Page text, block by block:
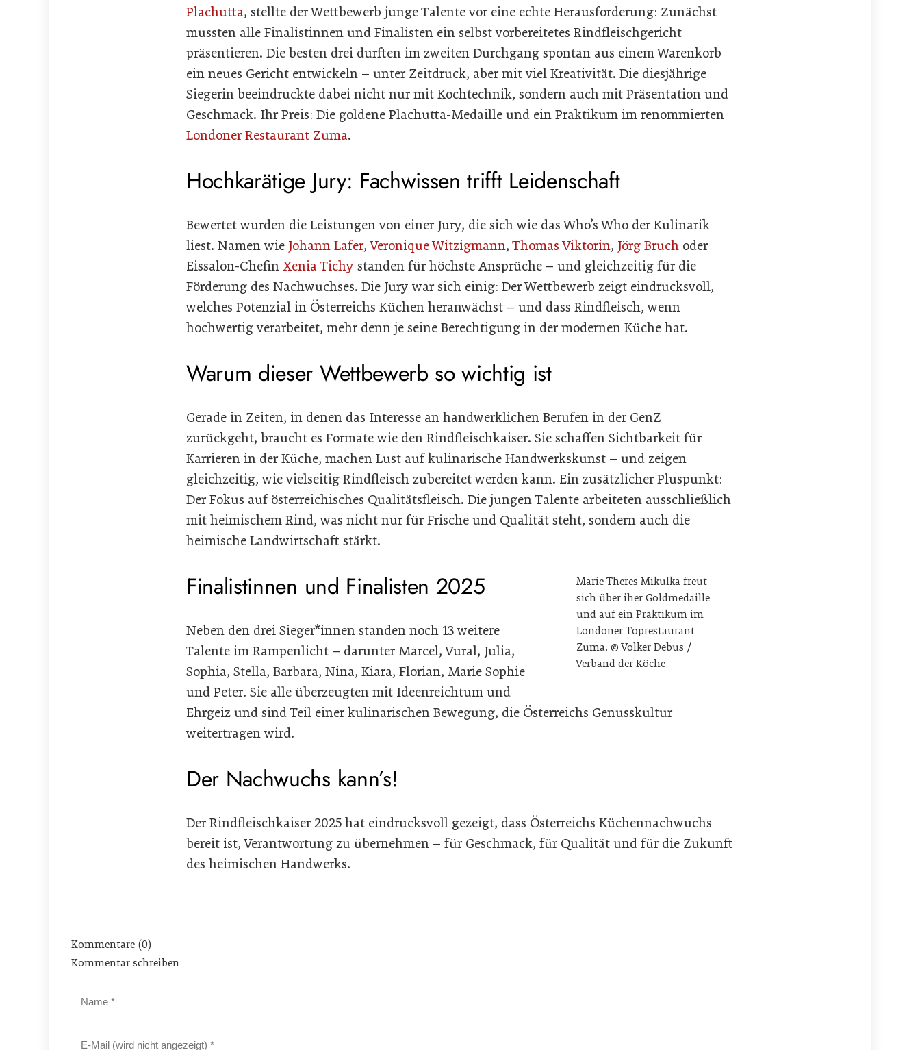
Plachutta, stellte der Wettbewerb junge Talente vor eine echte Herausforderung: Zunächst
mussten alle Finalistinnen und Finalisten ein selbst vorbereitetes Rindfleischgericht
präsentieren. Die besten drei durften im zweiten Durchgang spontan aus einem Warenkorb
ein neues Gericht entwickeln – unter Zeitdruck, aber mit viel Kreativität. Die diesjährige
Siegerin beeindruckte dabei nicht nur mit Kochtechnik, sondern auch mit Präsentation und
Geschmack. Ihr Preis: Die goldene Plachutta-Medaille und ein Praktikum im renommierten
Londoner Restaurant Zuma.
Hochkarätige Jury: Fachwissen trifft Leidenschaft
Bewertet wurden die Leistungen von einer Jury, die sich wie das Who’s Who der Kulinarik
liest. Namen wie Johann Lafer,Veronique Witzigmann,Thomas Viktorin, Jörg Bruch oder
Eissalon-Chefin Xenia Tichy standen für höchste Ansprüche – und gleichzeitig für die
Förderung des Nachwuchses. Die Jury war sich einig: Der Wettbewerb zeigt eindrucksvoll,
welches Potenzial in Österreichs Küchen heranwächst – und dass Rindfleisch, wenn
hochwertig verarbeitet, mehr denn je seine Berechtigung in der modernen Küche hat.
Warum dieser Wettbewerb so wichtig ist
Gerade in Zeiten, in denen das Interesse an handwerklichen Berufen in der GenZ
zurückgeht, braucht es Formate wie den Rindfleischkaiser. Sie schaffen Sichtbarkeit für
Karrieren in der Küche, machen Lust auf kulinarische Handwerkskunst – und zeigen
gleichzeitig, wie vielseitig Rindfleisch zubereitet werden kann. Ein zusätzlicher Pluspunkt:
Der Fokus auf österreichisches Qualitätsfleisch. Die jungen Talente arbeiteten ausschließlich
mit heimischem Rind, was nicht nur für Frische und Qualität steht, sondern auch die
heimische Landwirtschaft stärkt.
Marie Theres Mikulka freut
sich über iher Goldmedaille
und auf ein Praktikum im
Londoner Toprestaurant
Zuma. © Volker Debus /
Verband der Köche
Finalistinnen und Finalisten 2025
Neben den drei Sieger*innen standen noch 13 weitere
Talente im Rampenlicht – darunter Marcel, Vural, Julia,
Sophia, Stella, Barbara, Nina, Kiara, Florian, Marie Sophie
und Peter. Sie alle überzeugten mit Ideenreichtum und
Ehrgeiz und sind Teil einer kulinarischen Bewegung, die Österreichs Genusskultur
weitertragen wird.
Der Nachwuchs kann’s!
Der Rindfleischkaiser 2025 hat eindrucksvoll gezeigt, dass Österreichs Küchennachwuchs
bereit ist, Verantwortung zu übernehmen – für Geschmack, für Qualität und für die Zukunft
des heimischen Handwerks.
Kommentare (0)
Kommentar schreiben